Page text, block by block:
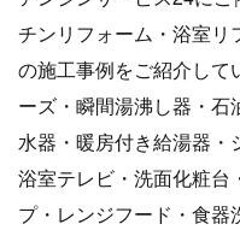
チンリフォーム・浴室リ
の施工事例をご紹介して
ーズ・瞬間湯沸し器・
水器・暖房付き給湯器・
浴室テレビ・洗面化粧台
プ・レンジフード・食器